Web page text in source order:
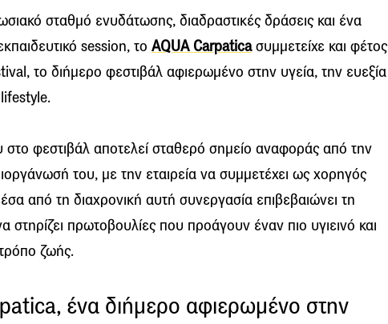
σταθμό ενυδάτωσης, διαδραστικές δράσεις και ένα
session, το AQUA Carpaticaσυμμετείχε και φέτος
το διήμερο φεστιβάλ αφιερωμένο στην υγεία, την ευεξία
φεστιβάλ αποτελεί σταθερό σημείο αναφοράς από την
του, με την εταιρεία να συμμετέχει ως χορηγός
από τη διαχρονική αυτή συνεργασία επιβεβαιώνει τη
στηρίζει πρωτοβουλίες που προάγουν έναν πιο υγιεινό και
ζωής.
ένα διήμερο αφιερωμένο στην